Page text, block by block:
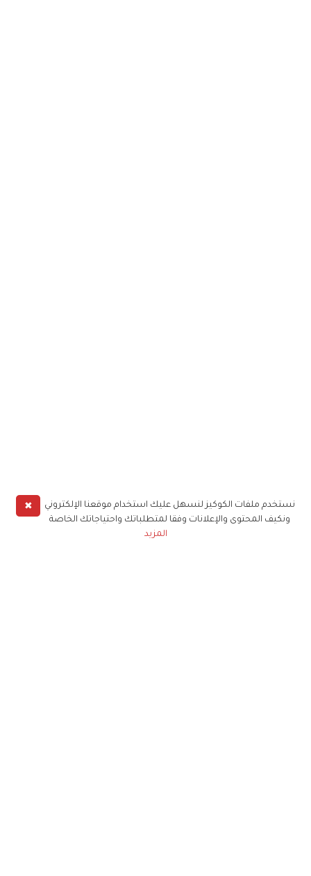
✖
نستخدم ملفات الكوكيز لنسهل عليك استخدام موقعنا الإلكتروني
ونكيف المحتوى والإعلانات وفقا لمتطلباتك واحتياجاتك الخاصة
المزيد